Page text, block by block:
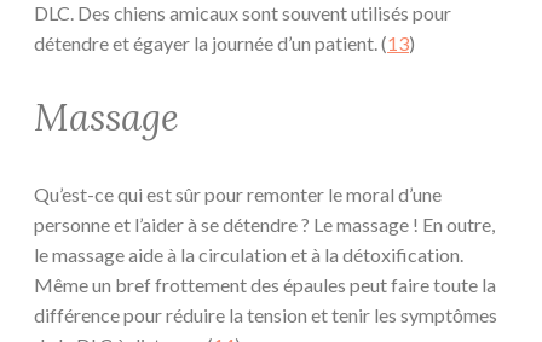
DLC. Des chiens amicaux sont souvent utilisés pour
détendre et égayer la journée d’un patient. (13)
Massage
Qu’est-ce qui est sûr pour remonter le moral d’une
personne et l’aider à se détendre ? Le massage ! En outre,
le massage aide à la circulation et à la détoxification.
Même un bref frottement des épaules peut faire toute la
différence pour réduire la tension et tenir les symptômes